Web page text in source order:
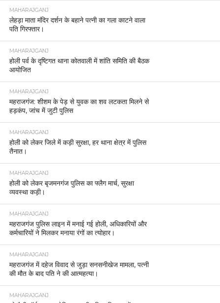
MAHARAJGANJ
लेहड़ा माता मंदिर दर्शन के बहाने पत्नी का गला काटने वाला
पति गिरफ्तार।
MAHARAJGANJ
होली पर्व के दृष्टिगत थाना कोतवाली में शांति समिति की बैठक
आयोजित
MAHARAJGANJ
महराजगंज: शीशम के पेड़ से युवक का शव लटकता मिलने से
हड़कंप, जांच में जुटी पुलिस
MAHARAJGANJ
होली को लेकर जिले में कड़ी सुरक्षा, हर थाना क्षेत्र में पुलिस
तैनात।
MAHARAJGANJ
होली को लेकर बृजमनगंज पुलिस का फ्लैग मार्च, सुरक्षा
व्यवस्था कड़ी।
MAHARAJGANJ
महराजगंज पुलिस लाइन में मनाई गई होली, अधिकारियों और
कर्मचारियों ने मिलकर मनाया रंगों का त्योहार।
MAHARAJGANJ
महराजगंज में दहेज विवाद से जुड़ा सनसनीखेज मामला, पत्नी
की मौत के बाद पति ने की आत्महत्या।
MAHARAJGANJ